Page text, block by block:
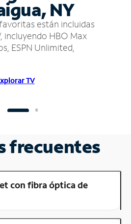
NY
están incluidas
incluyendo HBO Max
ESPN Unlimited,
TV
frecuentes
con fibra óptica de